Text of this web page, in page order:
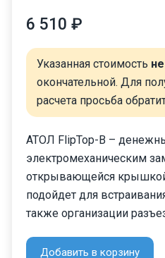
6 510 ₽
Указанная стоимость
окончательной. Для
расчета просьба
АТОЛ FlipTop-B –
электромеханическим
открывающейся
подойдет для
также организации
Добавить в корзину